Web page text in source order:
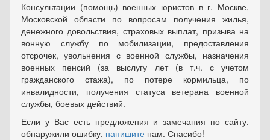
Консультации (помощь) военных юристов в г. Москве,
Московской области по вопросам получения жилья,
денежного довольствия, страховых выплат, призыва на
вонную службу по мобилизации, предоставления
отсрочек, увольнения с военной службы, назначения
военных пенсий (за выслугу лет (в т.ч. с учетом
гражданского стажа), по потере кормильца, по
инвалидности, получения статуса ветерана военной
службы, боевых действий.
Если у Вас есть предложения и замечания по сайту,
обнаружили ошибку, напишите нам. Спасибо!